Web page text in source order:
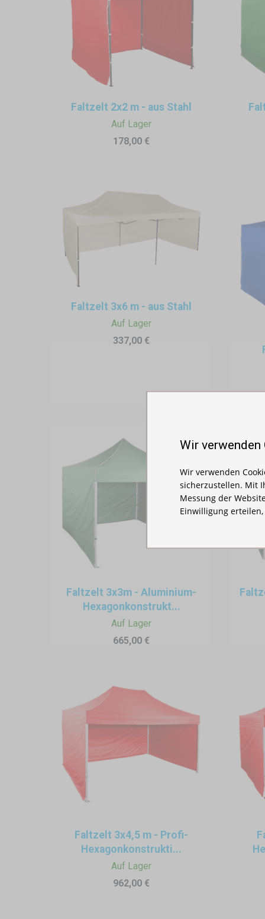
Auf-, Abbau und
Wir bieten mehrere Größen
sich einen ordentlichen
wählen, wird Sie die Größe
Das abgebaute Expresszelt
Faltzelt 2x2 m - aus Stahl
Auf Lager
178,00 €
Faltzelt 3x6 m - aus Stahl
Auf Lager
337,00 €
Faltzelt 3x3m - Aluminium-
Hexagonkonstrukt...
Auf Lager
665,00 €
Faltzelt 3x4,5 m - Profi-
Hexagonkonstrukti...
Auf Lager
962,00 €
Wir verwenden
Wir verwenden
sicherzustellen. Mit
Messung der
Einwilligung